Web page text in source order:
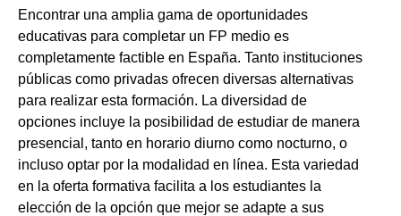
Encontrar una amplia gama de oportunidades
educativas para completar un FP medio es
completamente factible en España. Tanto instituciones
públicas como privadas ofrecen diversas alternativas
para realizar esta formación. La diversidad de
opciones incluye la posibilidad de estudiar de manera
presencial, tanto en horario diurno como nocturno, o
incluso optar por la modalidad en línea. Esta variedad
en la oferta formativa facilita a los estudiantes la
elección de la opción que mejor se adapte a sus